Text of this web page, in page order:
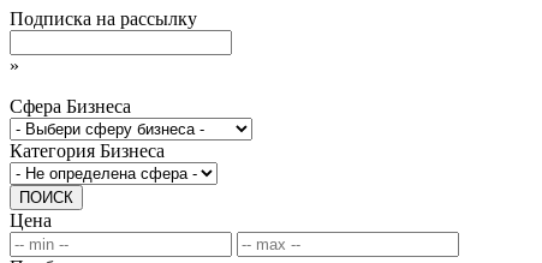
Подписка на рассылку
»
Сфера Бизнеса
Категория Бизнеса
ПОИСК
Цена